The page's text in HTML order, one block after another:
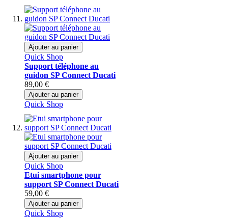
Ajouter au panier
Quick Shop
Support téléphone au
guidon SP Connect Ducati
89,00 €
Ajouter au panier
Quick Shop
Ajouter au panier
Quick Shop
Etui smartphone pour
support SP Connect Ducati
59,00 €
Ajouter au panier
Quick Shop